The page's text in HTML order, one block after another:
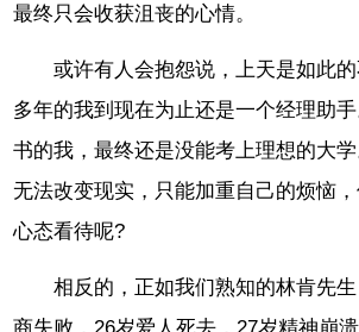
最终只会收获沮丧的心情。
或许有人会抱怨说，上天是如此
多年的我到现在为止还是一个经理助
书的我，最终还是没能考上理想的大
无法改变现实，只能加重自己的烦恼
心态看待呢?
相反的，正如我们熟知的林肯先
商失败，26岁爱人死去，27岁精神崩